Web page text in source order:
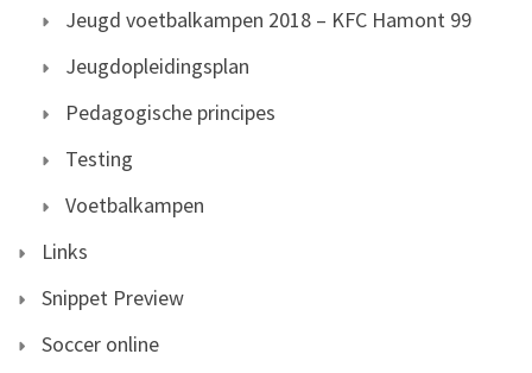
Jeugd voetbalkampen 2018 – KFC Hamont 99
Jeugdopleidingsplan
Pedagogische principes
Testing
Voetbalkampen
Links
Snippet Preview
Soccer online